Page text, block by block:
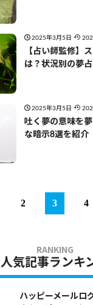
2025年3月5日
【占い師監修】
は？状況別の夢
2025年3月5日
吐く夢の意味を
な暗示8選を紹介
2 3 4
人気記事ランキ
ハッピーメールロ